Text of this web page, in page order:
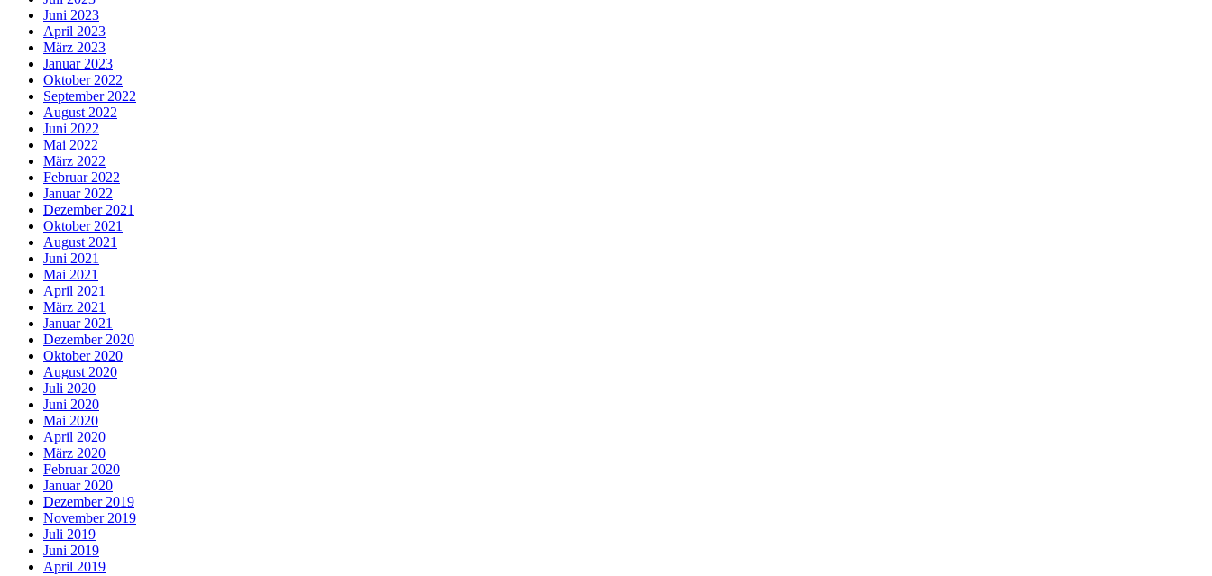
Juni 2023
April 2023
März 2023
Januar 2023
Oktober 2022
September 2022
August 2022
Juni 2022
Mai 2022
März 2022
Februar 2022
Januar 2022
Dezember 2021
Oktober 2021
August 2021
Juni 2021
Mai 2021
April 2021
März 2021
Januar 2021
Dezember 2020
Oktober 2020
August 2020
Juli 2020
Juni 2020
Mai 2020
April 2020
März 2020
Februar 2020
Januar 2020
Dezember 2019
November 2019
Juli 2019
Juni 2019
April 2019